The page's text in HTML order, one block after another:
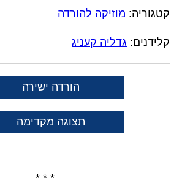
קטגוריה: מוזיקה להורדה
קלידנים: גדליה קעניג
הורדה ישירה
תצוגה מקדימה
* * *